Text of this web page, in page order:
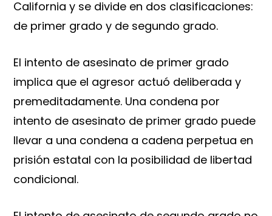
California y se divide en dos clasificaciones:
de primer grado y de segundo grado.
El intento de asesinato de primer grado
implica que el agresor actuó deliberada y
premeditadamente. Una condena por
intento de asesinato de primer grado puede
llevar a una condena a cadena perpetua en
prisión estatal con la posibilidad de libertad
condicional.